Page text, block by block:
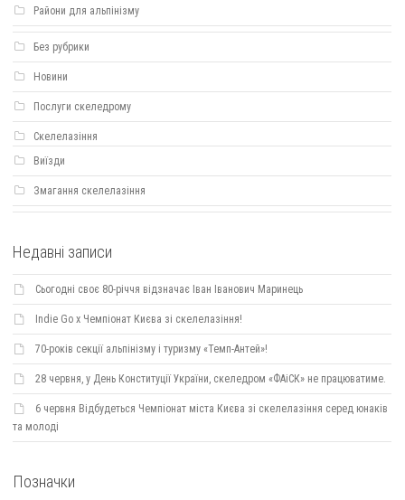
Райони для альпінізму
Без рубрики
Новини
Послуги скеледрому
Скелелазіння
Виїзди
Змагання скелелазіння
Недавні записи
Сьогодні своє 80-річчя відзначає Іван Іванович Маринець
Indie Go х Чемпіонат Києва зі скелелазіння!
70-років секції альпінізму і туризму «Темп-Антей»!
28 червня, у День Конституції України, скеледром «ФАіСК» не працюватиме.
6 червня Відбудеться Чемпіонат міста Києва зі скелелазіння серед юнаків
та молоді
Позначки